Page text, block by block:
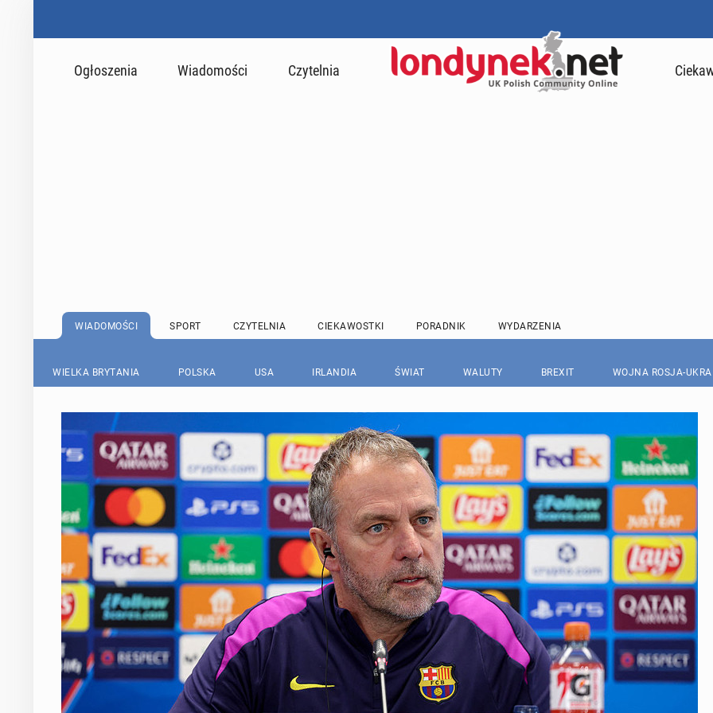
Ogłoszenia Wiadomości Czytelnia
WIADOMOŚCI SPORT CZYTELNIA CIEKAWOSTKI PORADNIK WYDARZENIA
WIELKA BRYTANIA POLSKA USA IRLANDIA ŚWIAT WALUTY BREXIT WOJNA ROSJA-